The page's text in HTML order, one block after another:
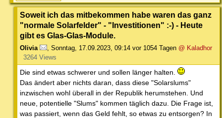
Soweit ich das mitbekommen habe waren das ganz
"normale Solarfelder" - "Investitionen" :-) - Heute
gibt es Glas-Glas-Module.
Olivia Sonntag, 17.09.2023, 09:14 vor 1054 Tagen @ Kaladhor
3264 Views
Die sind etwas schwerer und sollen länger halten.
Das ändert aber nichts daran, dass diese "Solarslums"
inzwischen wohl überall in der Republik herumstehen. Und
neue, potentielle "Slums" kommen täglich dazu. Die Frage ist,
was passiert, wenn das Geld fehlt, so etwas zu entsorgen? In